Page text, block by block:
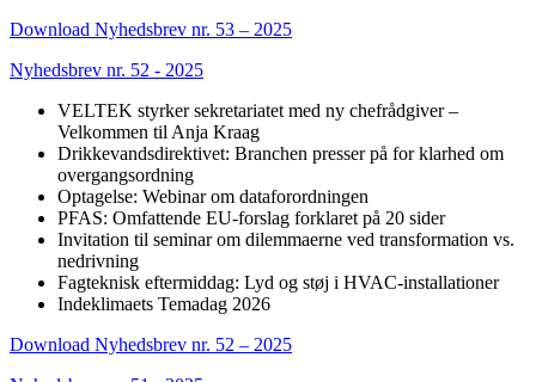
Download Nyhedsbrev nr. 53 – 2025
Nyhedsbrev nr. 52 - 2025
VELTEK styrker sekretariatet med ny chefrådgiver –
Velkommen til Anja Kraag
Drikkevandsdirektivet: Branchen presser på for klarhed om
overgangsordning
Optagelse: Webinar om dataforordningen
PFAS: Omfattende EU-forslag forklaret på 20 sider
Invitation til seminar om dilemmaerne ved transformation vs.
nedrivning
Fagteknisk eftermiddag: Lyd og støj i HVAC-installationer
Indeklimaets Temadag 2026
Download Nyhedsbrev nr. 52 – 2025